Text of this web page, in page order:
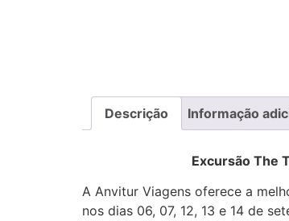
Descrição Informação
Excursão The Town –
A Anvitur Viagens oferece a
nos dias 06, 07, 12, 13 e 14 de